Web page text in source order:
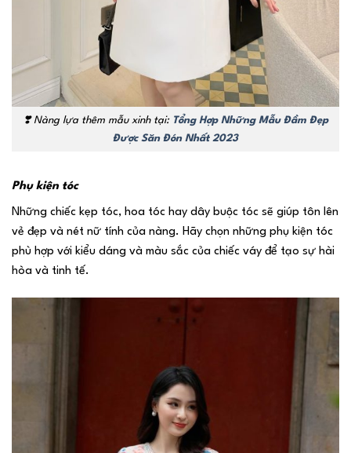
❣️ Nàng lựa thêm mẫu xinh tại: Tổng Hợp Những Mẫu Đầm Đẹp
Được Săn Đón Nhất 2023
Phụ kiện tóc
Những chiếc kẹp tóc, hoa tóc hay dây buộc tóc sẽ giúp tôn lên
vẻ đẹp và nét nữ tính của nàng. Hãy chọn những phụ kiện tóc
phù hợp với kiểu dáng và màu sắc của chiếc váy để tạo sự hài
hòa và tinh tế.